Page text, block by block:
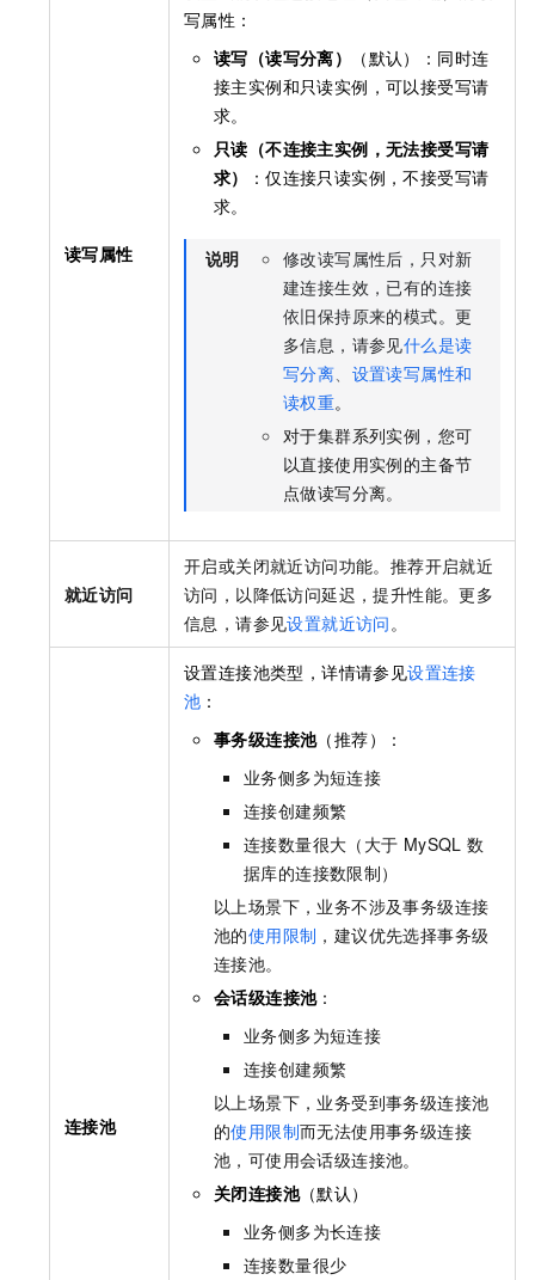
读写属性
写属性：
读写（读写分离）
（默认）：同时连
接主实例和只读实例，可以接受写请
求。
只读（不连接主实例，无法接受写请
求）
：仅连接只读实例，不接受写请
求。
说明
修改读写属性后，只对新
建连接生效，已有的连接
依旧保持原来的模式。更
多信息，请参见什么是读
写分离、 设置读写属性和
读权重。
对于集群系列实例，您可
以直接使用实例的主备节
点做读写分离。
就近访问
开启或关闭就近访问功能。推荐开启就近
访问，以降低访问延迟，提升性能。更多
信息，请参见设置就近访问。
连接池
设置连接池类型，详情请参见设置连接
池 ：
事务级连接池（推荐）：
业务侧多为短连接
连接创建频繁
连接数量很大（大于 MySQL 数
据库的连接数限制）
以上场景下，业务不涉及事务级连接
池的使用限制 ，建议优先选择事务级
连接池。
会话级连接池：
业务侧多为短连接
连接创建频繁
以上场景下，业务受到事务级连接池
的使用限制而无法使用事务级连接
池，可使用会话级连接池。
关闭连接池（默认）
业务侧多为长连接
连接数量很少